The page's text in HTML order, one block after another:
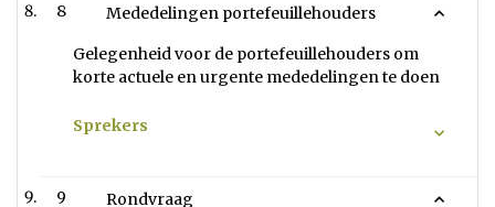
8 Mededelingen portefeuillehouders
Gelegenheid voor de portefeuillehouders om
korte actuele en urgente mededelingen te doen
Sprekers
9 Rondvraag